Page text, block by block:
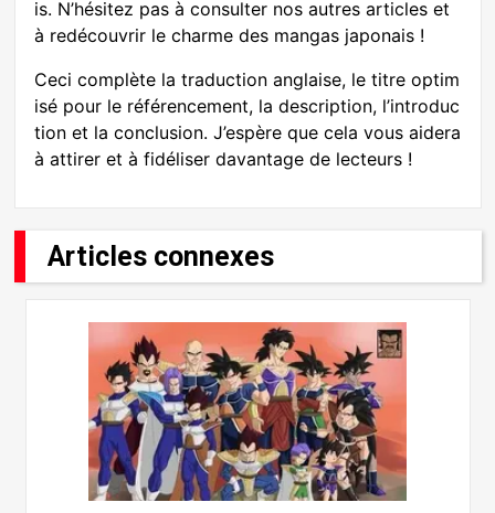
is. N’hésitez pas à consulter nos autres articles et
à redécouvrir le charme des mangas japonais !
Ceci complète la traduction anglaise, le titre optim
isé pour le référencement, la description, l’introduc
tion et la conclusion. J’espère que cela vous aidera
à attirer et à fidéliser davantage de lecteurs !
Articles connexes